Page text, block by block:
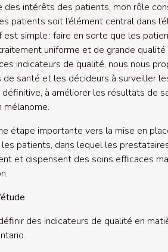
des intérêts des patients, mon rôle
patients soit l’élément central dans
est simple : faire en sorte que les
uniforme et de grande
indicateurs de qualité, nous nous
santé et les décideurs à surveiller
à améliorer les résultats de
mélanome.
étape importante vers la mise en
patients, dans lequel les
et dispensent des soins efficaces
des indicateurs de qualité en